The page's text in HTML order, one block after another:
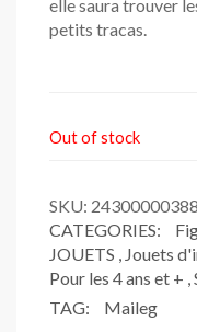
elle saura trouver
petits tracas.
Out of stock
SKU:
CATEGORIES:
JOUETS , Jouets
Pour les 4 ans et + ,
TAG:
Maileg